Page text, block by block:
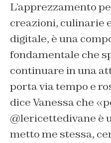
L’apprezzamento
creazioni, culinarie
digitale, è una
fondamentale che
continuare in una
porta via tempo e
dice Vanessa che
@lericettedivane è
metto me stessa,